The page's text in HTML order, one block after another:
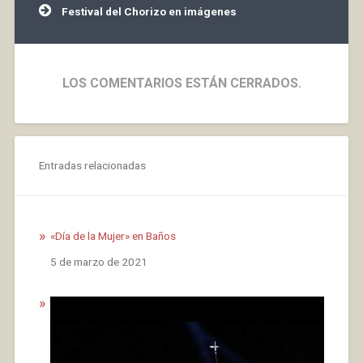
Festival del Chorizo en imágenes
LOS COMENTARIOS ESTÁN CERRADOS.
Entradas relacionadas
«Día de la Mujer» en Baños
Fecha
5 de marzo de 2021